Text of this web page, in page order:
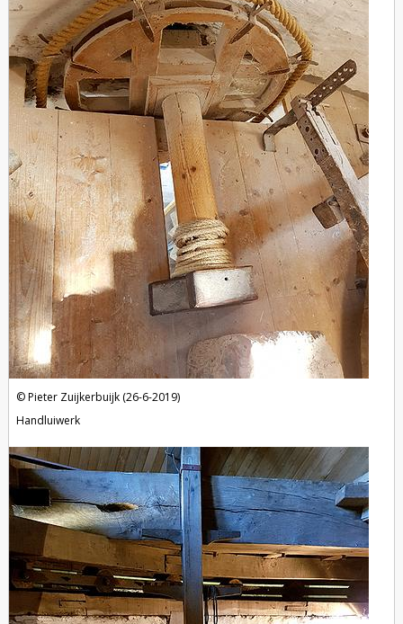
Pieter Zuijkerbuijk (26-6-2019)
Handluiwerk